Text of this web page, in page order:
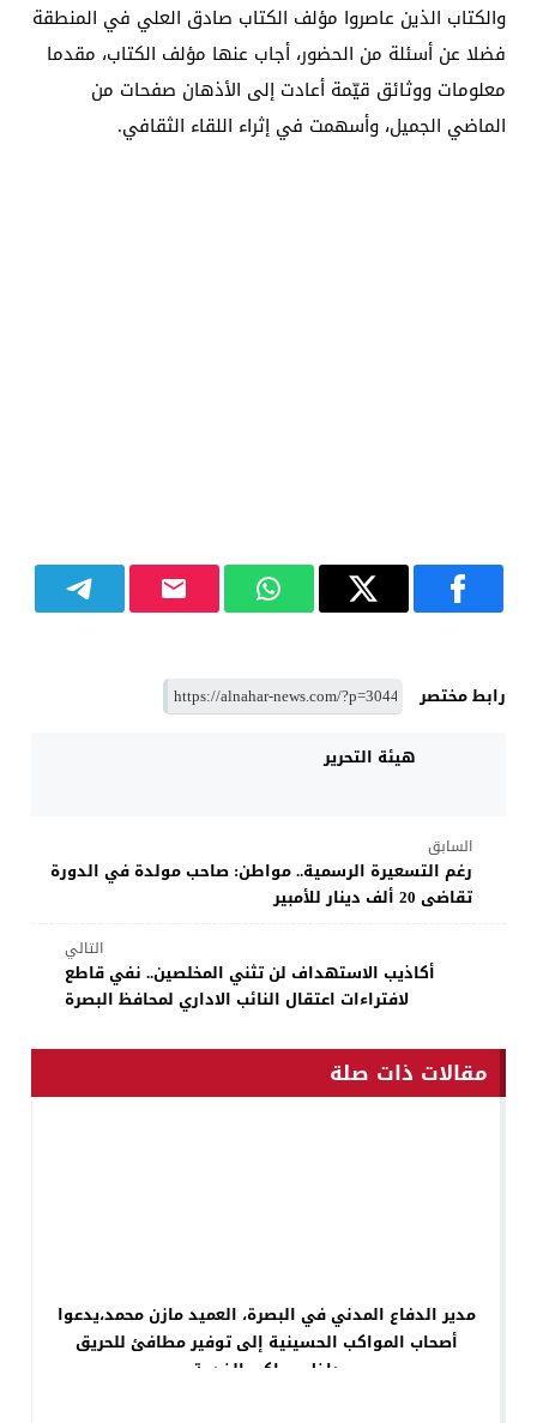
والكتاب الذين عاصروا مؤلف الكتاب صادق العلي في المنطقة
فضلا عن أسئلة من الحضور، أجاب عنها مؤلف الكتاب، مقدما
معلومات ووثائق قيّمة أعادت إلى الأذهان صفحات من
الماضي الجميل، وأسهمت في إثراء اللقاء الثقافي.
رابط مختصر
هيئة التحرير
السابق
رغم التسعيرة الرسمية.. مواطن: صاحب مولدة في الدورة
تقاضى 20 ألف دينار للأمبير
التالي
أكاذيب الاستهداف لن تثني المخلصين.. نفي قاطع
لافتراءات اعتقال النائب الاداري لمحافظ البصرة
مقالات ذات صلة
مدير الدفاع المدني في البصرة، العميد مازن محمد،يدعوا
أصحاب المواكب الحسينية إلى توفير مطافئ للحريق
داخل مواكب الخدمة